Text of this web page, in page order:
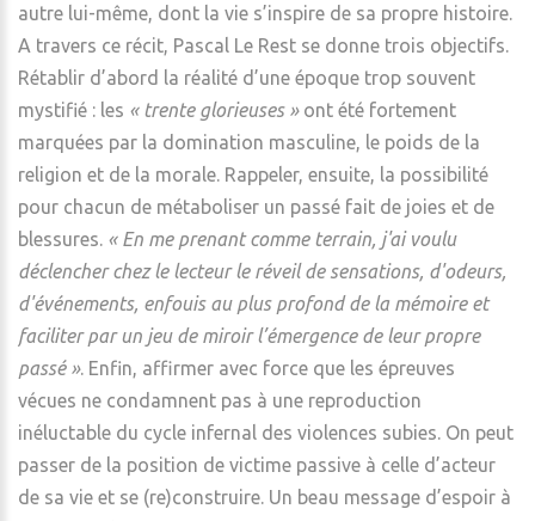
autre lui-même, dont la vie s’inspire de sa propre histoire.
A travers ce récit, Pascal Le Rest se donne trois objectifs.
Rétablir d’abord la réalité d’une époque trop souvent
mystifié : les « trente glorieuses »ont été fortement
marquées par la domination masculine, le poids de la
religion et de la morale. Rappeler, ensuite, la possibilité
pour chacun de métaboliser un passé fait de joies et de
blessures. « En me prenant comme terrain, j'ai voulu
déclencher chez le lecteur le réveil de sensations, d'odeurs,
d'événements, enfouis au plus profond de la mémoire et
faciliter par un jeu de miroir l’émergence de leur propre
passé ». Enfin, affirmer avec force que les épreuves
vécues ne condamnent pas à une reproduction
inéluctable du cycle infernal des violences subies. On peut
passer de la position de victime passive à celle d’acteur
de sa vie et se (re)construire. Un beau message d’espoir à